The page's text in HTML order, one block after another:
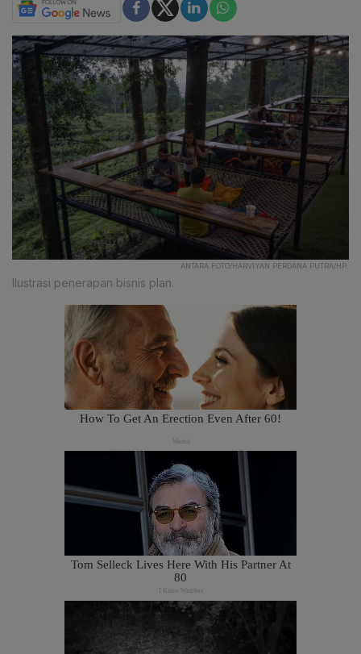
ANTARA FOTO/HARVIYAN PERDANA PUTRA/HP.
Ilustrasi penerapan bisnis plan.